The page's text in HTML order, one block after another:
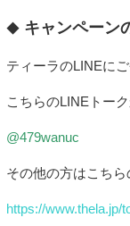
◆ キャンペーン
ティーラのLINEに
こちらのLINEトー
@479wanuc
その他の方はこちら
https://www.thela.jp/